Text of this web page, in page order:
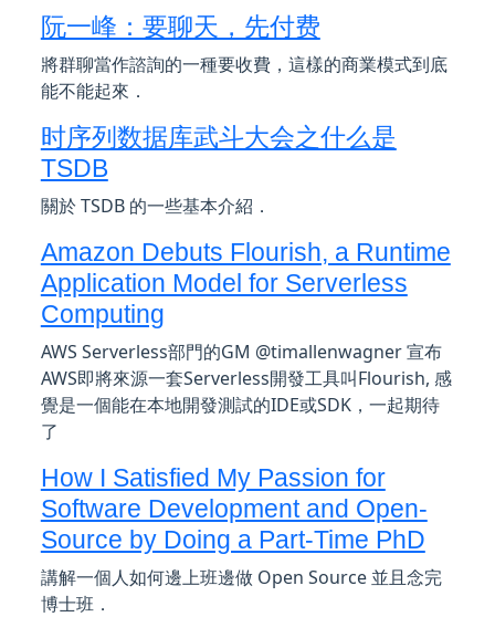
阮一峰：要聊天，先付费
將群聊當作諮詢的一種要收費，這樣的商業模式到底
能不能起來．
时序列数据库武斗大会之什么是
TSDB
關於 TSDB 的一些基本介紹．
Amazon Debuts Flourish, a Runtime
Application Model for Serverless
Computing
AWS Serverless部門的GM @timallenwagner 宣布
AWS即將來源一套Serverless開發工具叫Flourish, 感
覺是一個能在本地開發測試的IDE或SDK，一起期待
了
How I Satisfied My Passion for
Software Development and Open-
Source by Doing a Part-Time PhD
講解一個人如何邊上班邊做 Open Source 並且念完
博士班．